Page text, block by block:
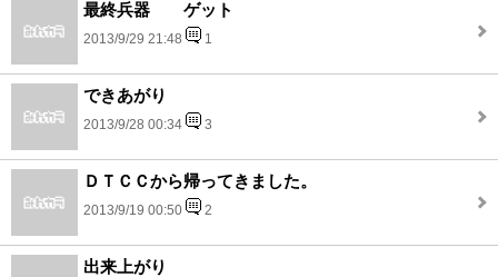
最終兵器 ゲット
2013/9/29 21:48 1
できあがり
2013/9/28 00:34 3
ＤＴＣＣから帰ってきました。
2013/9/19 00:50 2
出来上がり